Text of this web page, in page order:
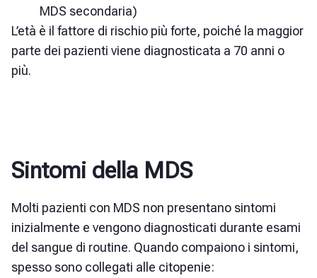
MDS secondaria)
L’età è il fattore di rischio più forte, poiché la maggior
parte dei pazienti viene diagnosticata a 70 anni o
più.
Sintomi della MDS
Molti pazienti con MDS non presentano sintomi
inizialmente e vengono diagnosticati durante esami
del sangue di routine. Quando compaiono i sintomi,
spesso sono collegati alle citopenie: